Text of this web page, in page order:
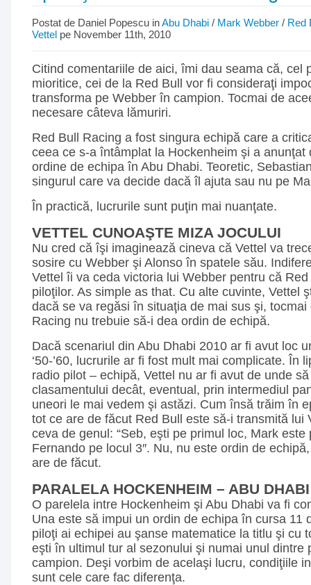
Postat de Daniel Popescu inAbu Dhabi / Mark Webber / Red
Vettel pe November 11th, 2010
Citind comentariile de aici, îmi dau seama că, cel
mioritice, cei de la Red Bull vor fi consideraţi
transforma pe Webber în campion. Tocmai de
necesare câteva lămuriri.
Red Bull Racing a fost singura echipă care a
ceea ce s-a întâmplat la Hockenheim şi a anunţat
ordine de echipa în Abu Dhabi. Teoretic,
singurul care va decide dacă îl ajuta sau nu pe
În practică, lucrurile sunt puţin mai nuanţate.
VETTEL CUNOAŞTE MIZA JOCULUI
Nu cred că îşi imaginează cineva că Vettel va
sosire cu Webber şi Alonso în spatele său.
Vettel îi va ceda victoria lui Webber pentru că
piloţilor. As simple as that. Cu alte cuvinte, Vettel
dacă se va regăsi în situaţia de mai sus şi,
Racing nu trebuie să-i dea ordin de echipă.
Dacă scenariul din Abu Dhabi 2010 ar fi avut loc
‘50-’60, lucrurile ar fi fost mult mai complicate. În
radio pilot – echipă, Vettel nu ar fi avut de unde
clasamentului decât, eventual, prin intermediul
uneori le mai vedem şi astăzi. Cum însă trăim în
tot ce are de făcut Red Bull este să-i transmită lui
ceva de genul: “Seb, eşti pe primul loc, Mark este
Fernando pe locul 3″. Nu, nu este ordin de
are de făcut.
PARALELA HOCKENHEIM – ABU DHABI
O parelela intre Hockenheim şi Abu Dhabi va fi
Una este să impui un ordin de echipa în cursa 11
piloţi ai echipei au şanse matematice la titlu şi cu
eşti în ultimul tur al sezonului şi numai unul dintre
campion. Deşi vorbim de acelaşi lucru, condiţiile
sunt cele care fac diferenţa.